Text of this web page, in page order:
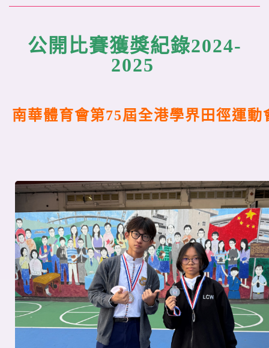
公開比賽獲獎紀錄2024-
2025
南華體育會第75屆全港學界田徑運動